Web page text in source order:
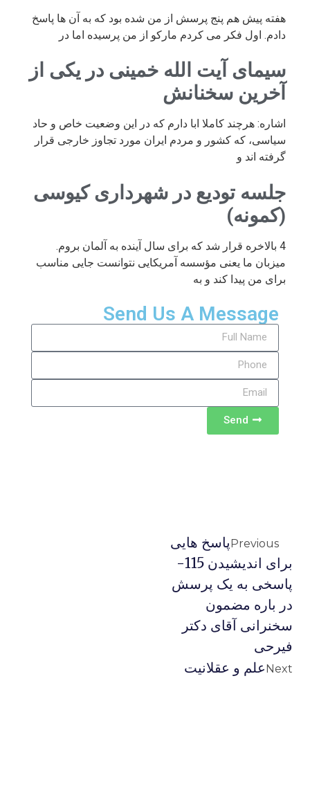
هفته پیش هم پنج پرسش از من شده بود که به آن ها پاسخ
دادم. اول فکر می کردم مارکو از من پرسیده اما در
سیمای آیت الله خمینی در یکی از
آخرین سخنانش
اشاره: هرچند کاملا ابا دارم که در این وضعیت خاص و حاد
سیاسی، که کشور و مردم ایران مورد تجاوز خارجی قرار
گرفته اند و
جلسه تودیع در شهرداری کیوسی
(کمونه)
4 بالاخره قرار شد که برای سال آینده به آلمان بروم.
میزبان ما یعنی مؤسسه آمریکایی نتوانست جایی مناسب
برای من پیدا کند و به
Send Us A Message
Send
Previousپاسخ هایی
برای اندیشیدن 115-
پاسخی به یک پرسش
در باره مضمون
سخنرانی آقای دکتر
فیرحی
Nextعلم و عقلانیت